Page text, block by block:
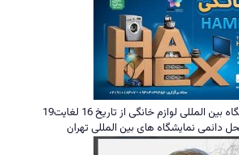
بیست و ششمین نمایشگاه بین المللی لوازم خانگی از تاریخ 16 لغایت19